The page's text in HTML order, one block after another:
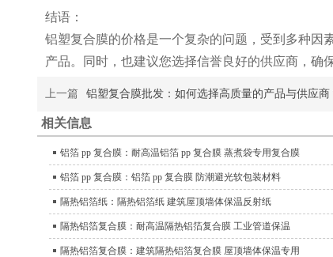
结语：
铝塑复合膜的价格是一个复杂的问题，受到多种因
产品。同时，也建议您选择信誉良好的供应商，确
上一篇 铝塑复合膜批发：如何选择高质量的产品与供应商
相关信息
铝箔 pp 复合膜：耐高温铝箔 pp 复合膜 蒸煮袋专用复合膜
铝箔 pp 复合膜：铝箔 pp 复合膜 防潮避光软包装材料
隔热铝箔纸：隔热铝箔纸 建筑屋顶墙体保温反射纸
隔热铝箔复合膜：耐高温隔热铝箔复合膜 工业管道保温
隔热铝箔复合膜：建筑隔热铝箔复合膜 屋顶墙体保温专用